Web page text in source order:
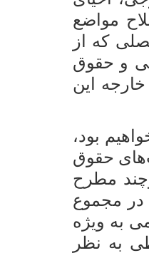
مواضع
که از
و حقوق
این
بود،
حقوق
مطرح
در مجموع
به ویژه
به نظر